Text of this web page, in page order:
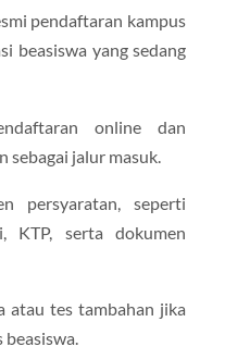
pendaftaran kampus
beasiswa yang sedang
online dan
sebagai jalur masuk.
persyaratan, seperti
KTP, serta dokumen
atau tes tambahan jika